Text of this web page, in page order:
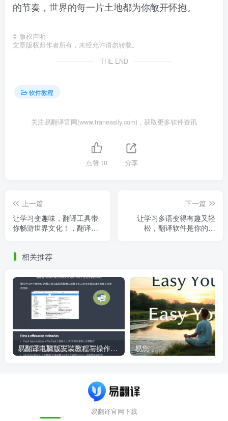
的节奏，世界的每一片土地都为你敞开怀抱。
© 版权声明
文章版权归作者所有，未经允许请勿转载。
THE END
软件教程
关注易翻译官网(www.traneasily.com)，获取更多软件资讯
点赞10 分享
上一篇
让学习变趣味，翻译工具带
你畅游世界文化！，翻译神
下一篇
让学习多语变得有趣又轻
松，翻译软件是你的神
相关推荐
易翻译电脑版安装教程与操作指南 易您”。
易翻译官网下载